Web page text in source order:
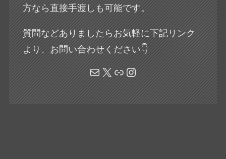
方なら直接手渡しも可能です。
質問などありましたらお気軽に下記リンク
より、お問い合わせください👇
メール X リンク Instagram